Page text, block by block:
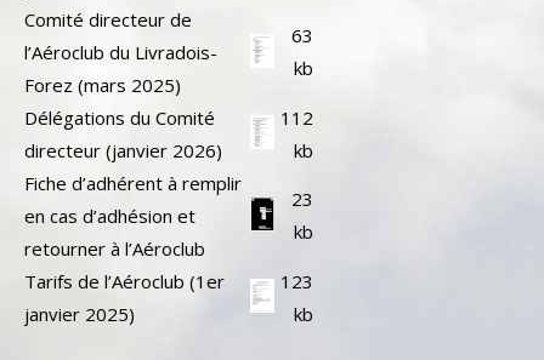
Comité directeur de
l’Aéroclub du Livradois-
Forez (mars 2025)
63
kb
Délégations du Comité
directeur (janvier 2026)
112
kb
Fiche d’adhérent à remplir
en cas d’adhésion et
retourner à l’Aéroclub
23
kb
Tarifs de l’Aéroclub (1er
janvier 2025)
123
kb